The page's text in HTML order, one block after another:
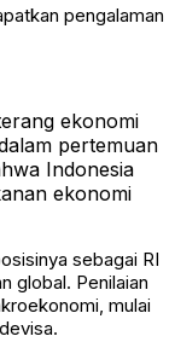
pengalaman
ekonomi
pertemuan
Indonesia
ekonomi
sebagai RI
global. Penilaian
mulai